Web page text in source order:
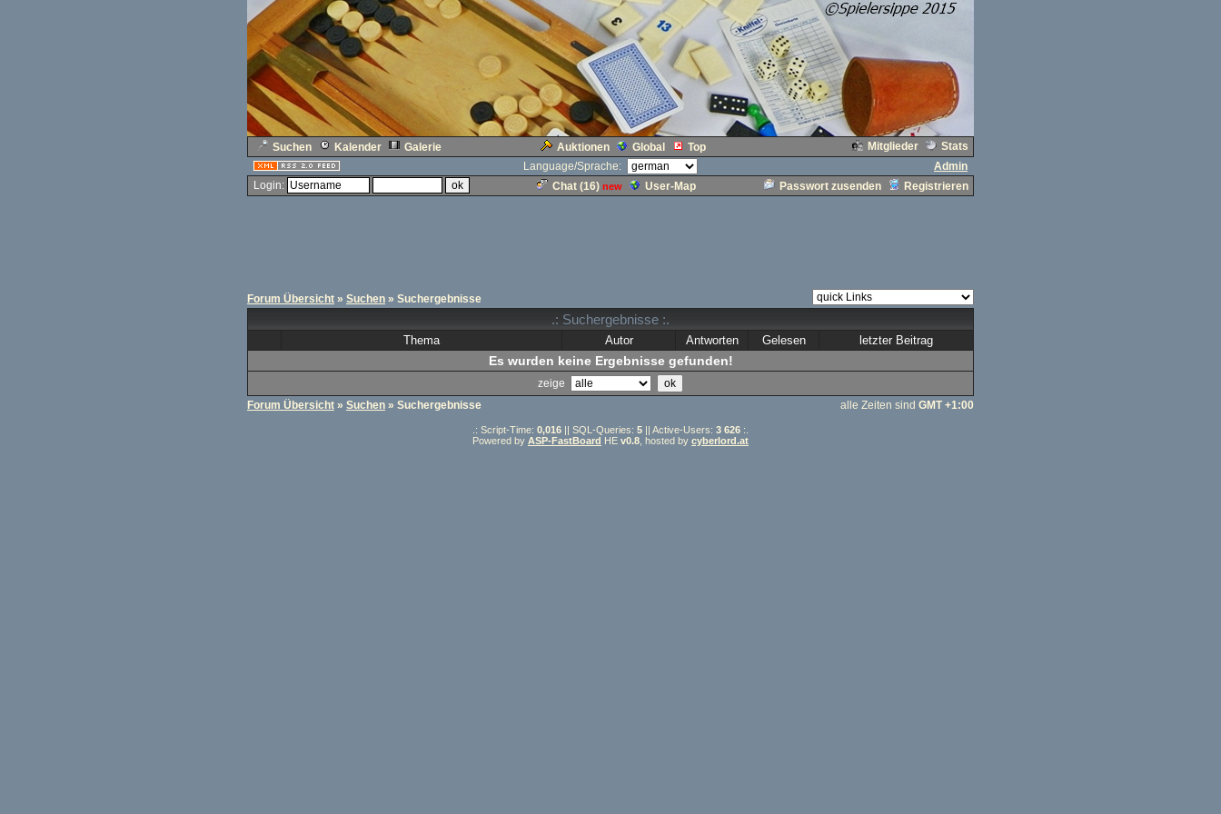
Suchen Kalender Galerie Auktionen Global Top Mitglieder
Stats
Language/Sprache:
Admin
Login:
Chat (16) new User-Map Passwort zusenden Registrieren
Forum Übersicht » Suchen » Suchergebnisse
.: Suchergebnisse :.
Thema Autor Antworten Gelesen letzter Beitrag
Es wurden keine Ergebnisse gefunden!
zeige
Forum Übersicht » Suchen » Suchergebnisse alle Zeiten sind GMT +1:00
.: Script-Time: 0,016 || SQL-Queries: 5 || Active-Users: 3 626 :.
Powered by ASP-FastBoard HE v0.8 , hosted by cyberlord.at